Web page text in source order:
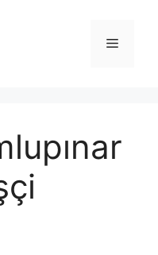
Menü